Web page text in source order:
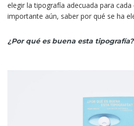
elegir la tipografía adecuada para
importante aún, saber por qué se ha
¿Por qué es buena esta tipografía?